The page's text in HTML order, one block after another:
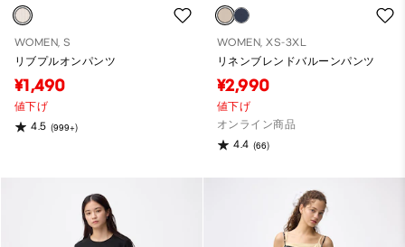
WOMEN, S
リブプルオンパンツ
¥1,490
値下げ
4.5 (999+)
WOMEN, XS-3XL
リネンブレンドバルーンパンツ
¥2,990
値下げ
オンライン商品
4.4 (66)